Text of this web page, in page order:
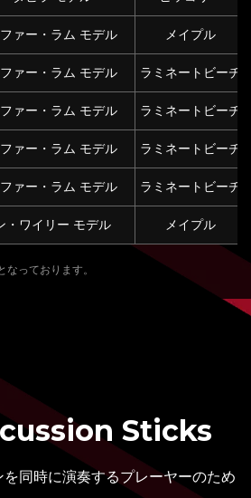
ァー・ラム モデル メイプル
ァー・ラム モデル ラミネートビーチ
ァー・ラム モデル ラミネートビーチ
ァー・ラム モデル ラミネートビーチ
ァー・ラム モデル ラミネートビーチ
・ワイリー モデル メイプル
っております。
Sticks
同時に演奏するプレーヤーのため